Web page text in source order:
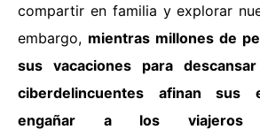
compartir en familia y explorar
embargo, mientras millones de
sus vacaciones para
ciberdelincuentes afinan sus
engañar a los viajeros